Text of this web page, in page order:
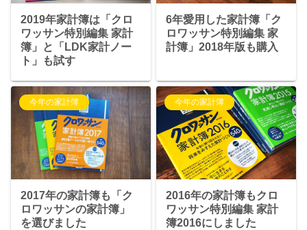
2019年家計簿は「クロ
ワッサン特別編集 家計
簿」と「LDK家計ノー
ト」も試す
6年愛用した家計簿「ク
ロワッサン特別編集 家
計簿」2018年版も購入
今年の家計簿
2017年の家計簿も「ク
ロワッサンの家計簿」
を選びました
今年の家計簿
2016年の家計簿もクロ
ワッサン特別編集 家計
簿2016にしました